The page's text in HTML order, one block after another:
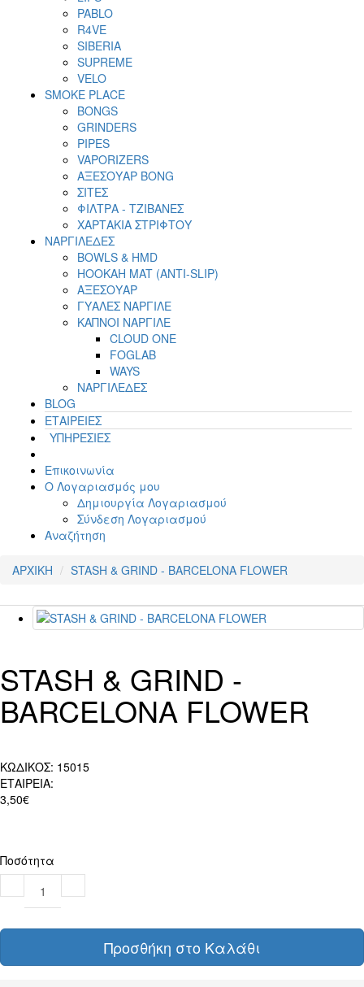
PABLO
R4VE
SIBERIA
SUPREME
VELO
SMOKE PLACE
BONGS
GRINDERS
PIPES
VAPORIZERS
ΑΞΕΣΟΥΑΡ BONG
ΣΙΤΕΣ
ΦΙΛΤΡΑ - ΤΖΙΒΑΝΕΣ
ΧΑΡΤΑΚΙΑ ΣΤΡΙΦΤΟΥ
ΝΑΡΓΙΛΕΔΕΣ
BOWLS & HMD
HOOKAH MAT (ANTI-SLIP)
ΑΞΕΣΟΥΑΡ
ΓΥΑΛΕΣ ΝΑΡΓΙΛΕ
ΚΑΠΝΟΙ ΝΑΡΓΙΛΕ
CLOUD ONE
FOGLAB
WAYS
ΝΑΡΓΙΛΕΔΕΣ
BLOG
ΕΤΑΙΡΕΙΕΣ
ΥΠΗΡΕΣΙΕΣ
Επικοινωνία
Ο Λογαριασμός μου
Δημιουργία Λογαριασμού
Σύνδεση Λογαριασμού
Αναζήτηση
ΑΡΧΙΚΗ STASH & GRIND - BARCELONA FLOWER
STASH & GRIND -
BARCELONA FLOWER
ΚΩΔΙΚΟΣ: 15015
ΕΤΑΙΡΕΙΑ:
3,50€
Ποσότητα
Προσθήκη στο Καλάθι